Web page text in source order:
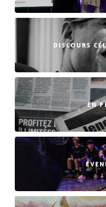
DISCOURS
EN